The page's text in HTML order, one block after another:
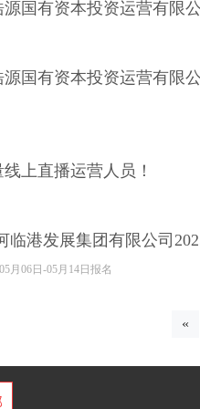
源国有资本投资运营有限
源国有资本投资运营有限
上直播运营人员！
临港发展集团有限公司
05月06日-05月14日报名
«